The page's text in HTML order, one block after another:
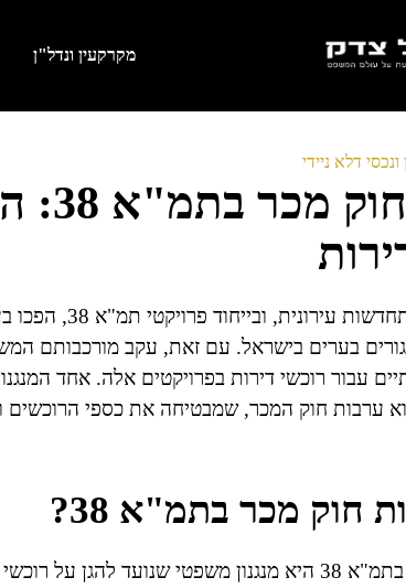
מקרקעין ונדל"ן
דלא ניידי
פרויקטים של
בערים בישראל. עם זאת, עקב מורכבותם
עבור רוכשי דירות בפרויקטים אלה. אחד
ערבות חוק המכר, שמבטיחה את כספי
חוק מכר בתמ"א 38?
ערבות חוק מכר בתמ"א 38 היא מנגנון משפטי שנועד